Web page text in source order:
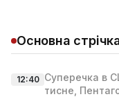
Основна
12:40 Суперечка в
тисне,